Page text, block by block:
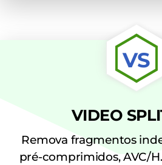
VS
VIDEO
Remova fragmentos
pré-comprimidos, AVC/